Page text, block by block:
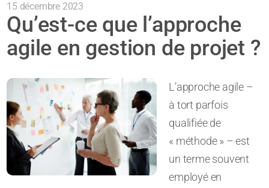
15 décembre 2023
Qu’est-ce que l’approche
agile en gestion de projet ?
L’approche agile –
à tort parfois
qualifiée de
« méthode » – est
un terme souvent
employé en